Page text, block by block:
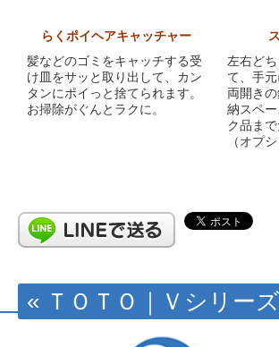
らくポイヘアキャッチャー
髪などのゴミをキャッチする受
け皿をサッと取り出して、カン
タンにポイっと捨てられます。
お掃除がぐんとラクに。
左右ど
て、手
両開き
納スペ
ク品まで
（オプシ
« ＴＯＴＯ｜Ｖシリーズ